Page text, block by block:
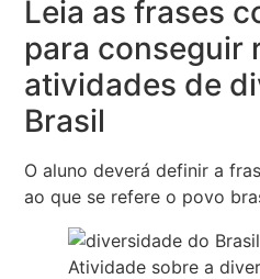
Leia as frases
para conseguir
atividades de
Brasil
O aluno deverá definir a
ao que se refere o povo
Atividade sobre a